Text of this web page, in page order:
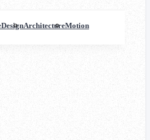
DesignArchitectureMotion